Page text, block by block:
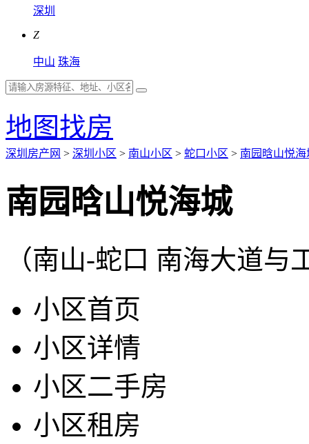
深圳
Z
中山 珠海
地图找房
深圳房产网 > 深圳小区 > 南山小区 > 蛇口小区 > 南园晗山悦海
南园晗山悦海城
（南山-蛇口 南海大道
小区首页
小区详情
小区二手房
小区租房